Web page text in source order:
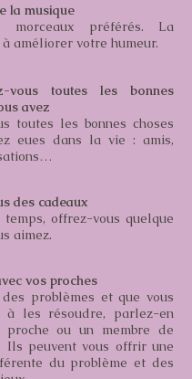
la musique
morceaux préférés. La
améliorer votre humeur.
vous toutes les bonnes
avez
toutes les bonnes choses
eues dans la vie : amis,
des cadeaux
offrez-vous quelque
aimez.
vos proches
problèmes et que vous
à les résoudre, parlez-en
ou un membre de
Ils peuvent vous offrir une
du problème et des